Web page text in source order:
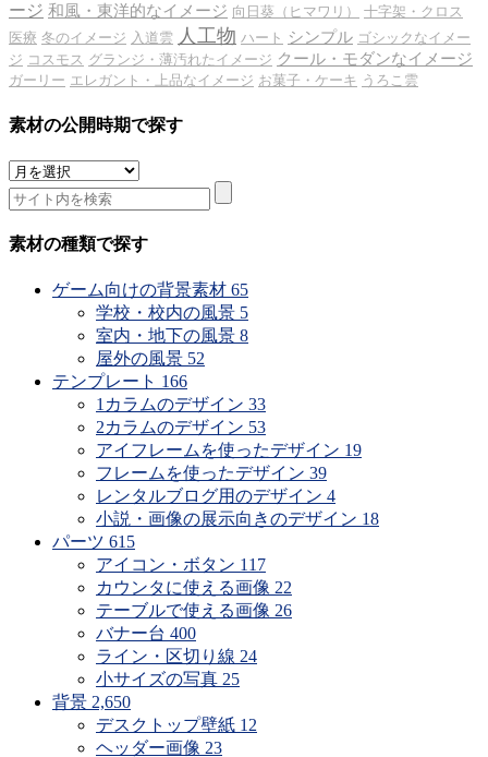
ージ 和風・東洋的なイメージ 向日葵（ヒマワリ）
十字架・クロス
医療 冬のイメージ 入道雲 人工物 ハート シンプル ゴシックなイメー
ジ コスモス グランジ・薄汚れたイメージ クール・モダンなイメージ
ガーリー エレガント・上品なイメージ お菓子・ケーキ うろこ雲
素材の公開時期で探す
素
材
の
公
素材の種類で探す
ゲーム向けの背景素材 65
学校・校内の風景 5
室内・地下の風景 8
屋外の風景 52
テンプレート 166
1カラムのデザイン 33
2カラムのデザイン 53
アイフレームを使ったデザイン 19
フレームを使ったデザイン 39
レンタルブログ用のデザイン 4
小説・画像の展示向きのデザイン 18
パーツ 615
アイコン・ボタン 117
カウンタに使える画像 22
テーブルで使える画像 26
バナー台 400
ライン・区切り線 24
小サイズの写真 25
背景 2,650
デスクトップ壁紙 12
ヘッダー画像 23